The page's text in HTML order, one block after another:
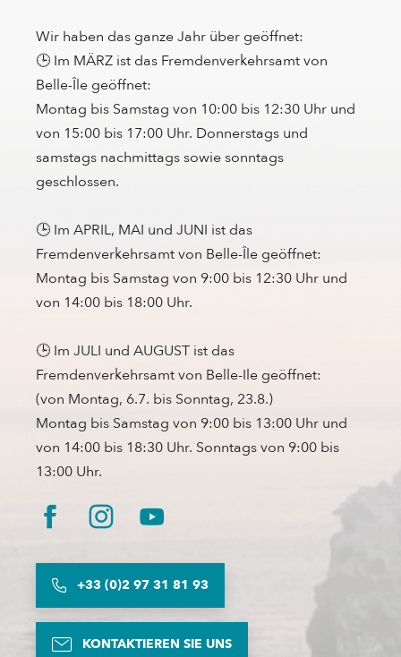
Wir haben das ganze Jahr über geöffnet:
🕒 Im MÄRZ ist das Fremdenverkehrsamt von
Belle-Île geöffnet:
Montag bis Samstag von 10:00 bis 12:30 Uhr und
von 15:00 bis 17:00 Uhr. Donnerstags und
samstags nachmittags sowie sonntags
geschlossen.
🕒 Im APRIL, MAI und JUNI ist das
Fremdenverkehrsamt von Belle-Île geöffnet:
Montag bis Samstag von 9:00 bis 12:30 Uhr und
von 14:00 bis 18:00 Uhr.
🕒 Im JULI und AUGUST ist das
Fremdenverkehrsamt von Belle-Ile geöffnet:
(von Montag, 6.7. bis Sonntag, 23.8.)
Montag bis Samstag von 9:00 bis 13:00 Uhr und
von 14:00 bis 18:30 Uhr. Sonntags von 9:00 bis
13:00 Uhr.
+33 (0)2 97 31 81 93
KONTAKTIEREN SIE UNS